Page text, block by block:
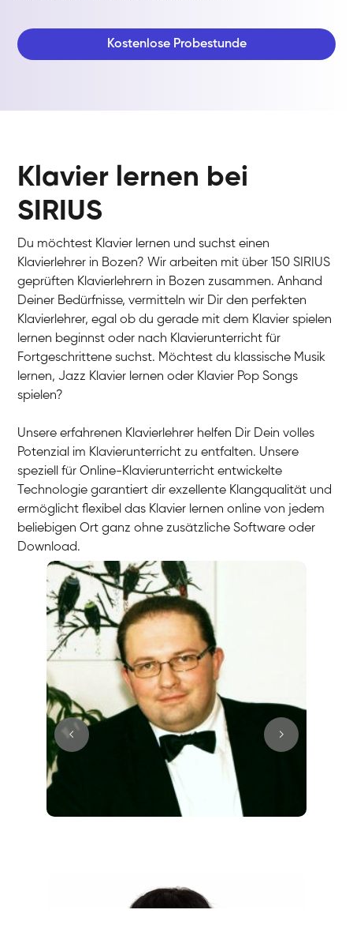
Kostenlose Probestunde
Klavier lernen bei
SIRIUS
Du möchtest Klavier lernen und suchst einen
Klavierlehrer in Bozen? Wir arbeiten mit über 150 SIRIUS
geprüften Klavierlehrern in Bozen zusammen. Anhand
Deiner Bedürfnisse, vermitteln wir Dir den perfekten
Klavierlehrer, egal ob du gerade mit dem Klavier spielen
lernen beginnst oder nach Klavierunterricht für
Fortgeschrittene suchst. Möchtest du klassische Musik
lernen, Jazz Klavier lernen oder Klavier Pop Songs
spielen?
Unsere erfahrenen Klavierlehrer helfen Dir Dein volles
Potenzial im Klavierunterricht zu entfalten. Unsere
speziell für Online-Klavierunterricht entwickelte
Technologie garantiert dir exzellente Klangqualität und
ermöglicht flexibel das Klavier lernen online von jedem
beliebigen Ort ganz ohne zusätzliche Software oder
Download.